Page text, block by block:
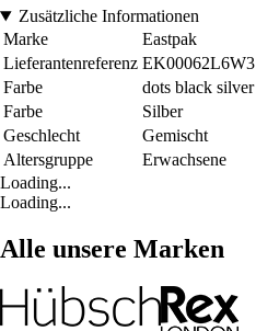
Zusätzliche Informationen
Marke
Eastpak
Lieferantenreferenz EK00062L6W3
Farbe
dots black silver
Farbe
Silber
Geschlecht
Gemischt
Altersgruppe
Erwachsene
Loading...
Loading...
Alle unsere Marken